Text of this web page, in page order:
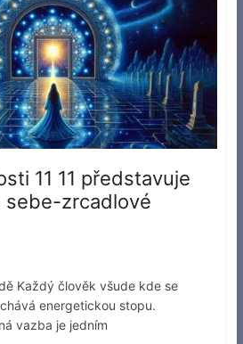
11 11 představuje
sebe-zrcadlové
Každý člověk všude kde se
energetickou stopu.
vazba je jedním